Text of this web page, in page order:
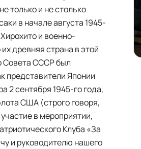
только и не столько
в начале августа 1945-
и военно-
древняя страна в этой
Совета СССР был
представители Японии
2 сентября 1945-го года,
США (строго говоря,
в мероприятии,
Клуба «За
и руководителю нашего